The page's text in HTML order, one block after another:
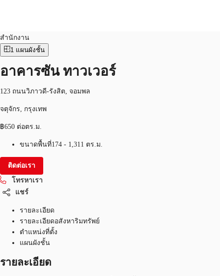
พื้นที่สำนักงาน
เฟล็กสเปซ
บทความที่น่าสนใจ
เกี่ยวกับ JLL
อสังหาริมทรัพย์ที่บันทึกไว้
TH
+6626246471 ติดต่อเรา
สำนักงาน
1 แผนผังชั้น
อาคารซัน ทาวเวอร์
123 ถนนวิภาวดี-รังสิต, จอมพล
จตุจักร, กรุงเทพ
฿650 ต่อตร.ม.
ขนาดพื้นที่174 - 1,311 ตร.ม.
ติดต่อเรา
โทรหาเรา
แชร์
รายละเอียด
รายละเอียดอสังหาริมทรัพย์
ตำแหน่งที่ตั้ง
แผนผังชั้น
รายละเอียด